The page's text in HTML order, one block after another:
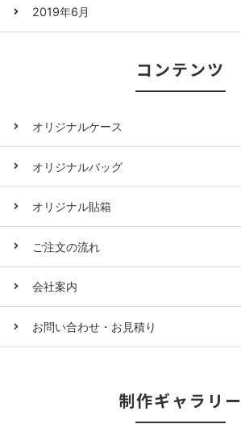
2019年6月
コンテンツ
オリジナルケース
オリジナルバッグ
オリジナル貼箱
ご注文の流れ
会社案内
お問い合わせ・お見積り
制作ギャラリー